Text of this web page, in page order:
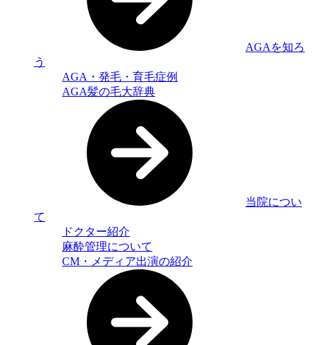
AGAを知ろ
う
AGA・発毛・育毛症例
AGA髪の毛大辞典
当院につい
て
ドクター紹介
麻酔管理について
CM・メディア出演の紹介